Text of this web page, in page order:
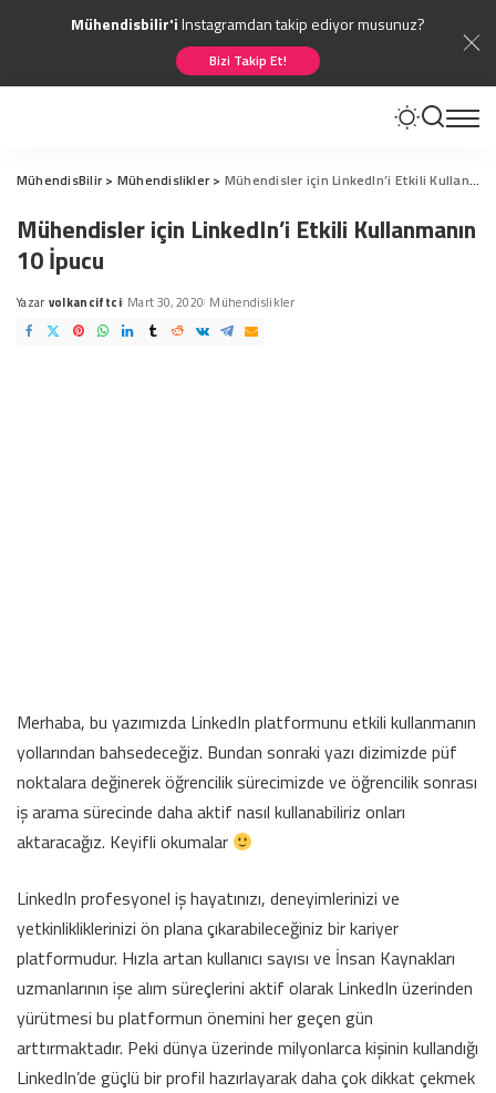
Mühendisbilir'iInstagramdan takip ediyor musunuz?
Bizi Takip Et!
MühendisBilir > Mühendislikler > Mühendisler için LinkedIn’i Etkili Kullanmanın 10 İpucu
Mühendisler için LinkedIn’i Etkili Kullanmanın
10 İpucu
Posted
by
Yazar volkanciftci Mart 30, 2020 Mühendislikler
Merhaba, bu yazımızda LinkedIn platformunu etkili kullanmanın
yollarından bahsedeceğiz. Bundan sonraki yazı dizimizde püf
noktalara değinerek öğrencilik sürecimizde ve öğrencilik sonrası
iş arama sürecinde daha aktif nasıl kullanabiliriz onları
aktaracağız. Keyifli okumalar
LinkedIn profesyonel iş hayatınızı, deneyimlerinizi ve
yetkinlikliklerinizi ön plana çıkarabileceğiniz bir kariyer
platformudur. Hızla artan kullanıcı sayısı ve İnsan Kaynakları
uzmanlarının işe alım süreçlerini aktif olarak LinkedIn üzerinden
yürütmesi bu platformun önemini her geçen gün
arttırmaktadır. Peki dünya üzerinde milyonlarca kişinin kullandığı
LinkedIn’de güçlü bir profil hazırlayarak daha çok dikkat çekmek